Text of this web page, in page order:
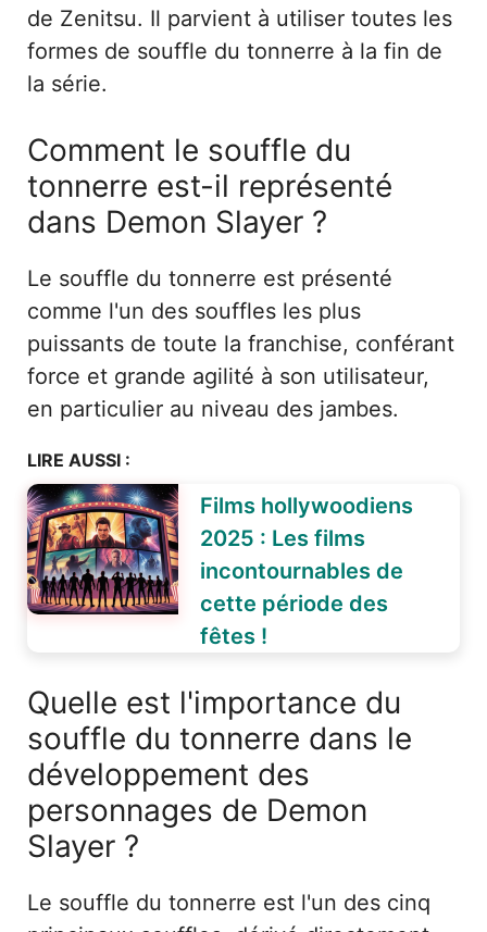
de Zenitsu. Il parvient à utiliser toutes les
formes de souffle du tonnerre à la fin de
la série.
Comment le souffle du
tonnerre est-il représenté
dans Demon Slayer ?
Le souffle du tonnerre est présenté
comme l'un des souffles les plus
puissants de toute la franchise, conférant
force et grande agilité à son utilisateur,
en particulier au niveau des jambes.
LIRE AUSSI :
Films hollywoodiens
2025 : Les films
incontournables de
cette période des
fêtes !
Quelle est l'importance du
souffle du tonnerre dans le
développement des
personnages de Demon
Slayer ?
Le souffle du tonnerre est l'un des cinq